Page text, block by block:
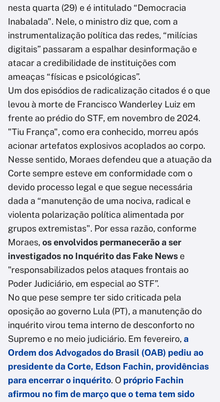
nesta quarta (29) e é intitulado “Democracia
Inabalada". Nele, o ministro diz que, com a
instrumentalização política das redes, “milícias
digitais” passaram a espalhar desinformação e
atacar a credibilidade de instituições com
ameaças “físicas e psicológicas”.
Um dos episódios de radicalização citados é o que
levou à morte de Francisco Wanderley Luiz em
frente ao prédio do STF, em novembro de 2024.
"Tiu França", como era conhecido, morreu após
acionar artefatos explosivos acoplados ao corpo.
Nesse sentido, Moraes defendeu que a atuação da
Corte sempre esteve em conformidade com o
devido processo legal e que segue necessária
dada a “manutenção de uma nociva, radical e
violenta polarização política alimentada por
grupos extremistas". Por essa razão, conforme
Moraes, os envolvidos permanecerão a ser
investigados no Inquérito das Fake News e
"responsabilizados pelos ataques frontais ao
Poder Judiciário, em especial ao STF”.
No que pese sempre ter sido criticada pela
oposição ao governo Lula (PT), a manutenção do
inquérito virou tema interno de desconforto no
Supremo e no meio judiciário. Em fevereiro, a
Ordem dos Advogados do Brasil (OAB) pediu ao
presidente da Corte, Edson Fachin, providências
para encerrar o inquérito. O próprio Fachin
afirmou no fim de março que o tema tem sido